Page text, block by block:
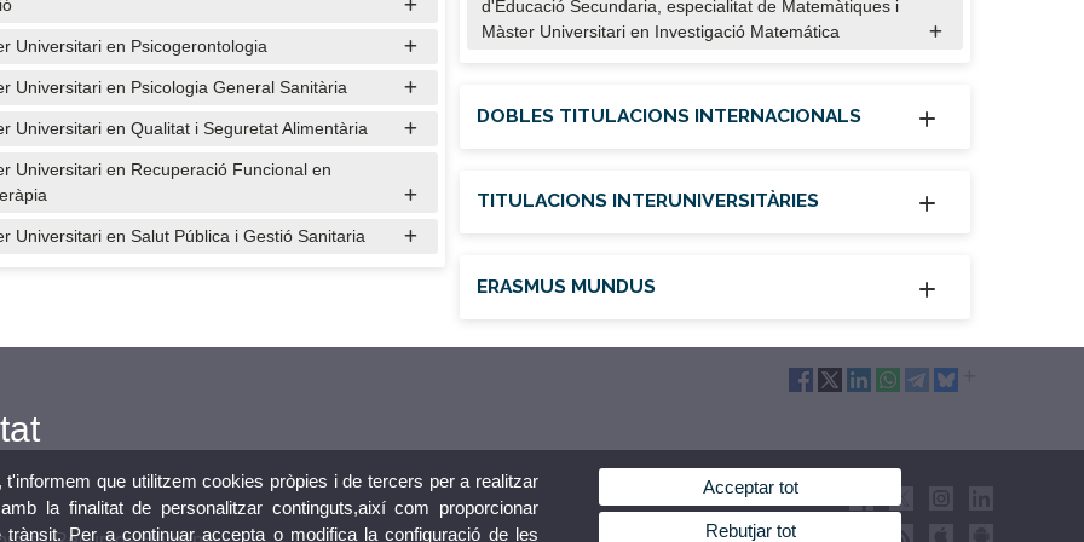
Universitari en Psicogerontologia
Universitari en Psicologia General Sanitària
Universitari en Qualitat i Seguretat Alimentària
Universitari en Recuperació Funcional en
Universitari en Salut Pública i Gestió Sanitaria
d'Educació Secundaria, especialitat de Matemàtiques i
Màster Universitari en Investigació Matemática
DOBLES TITULACIONS INTERNACIONALS
TITULACIONS INTERUNIVERSITÀRIES
ERASMUS MUNDUS
que utilitzem cookies pròpies i de tercers per a realitzar
la finalitat de personalitzar continguts,així com proporcionar
Per a continuar accepta o modifica la configuració de les
Acceptar tot
Rebutjar tot